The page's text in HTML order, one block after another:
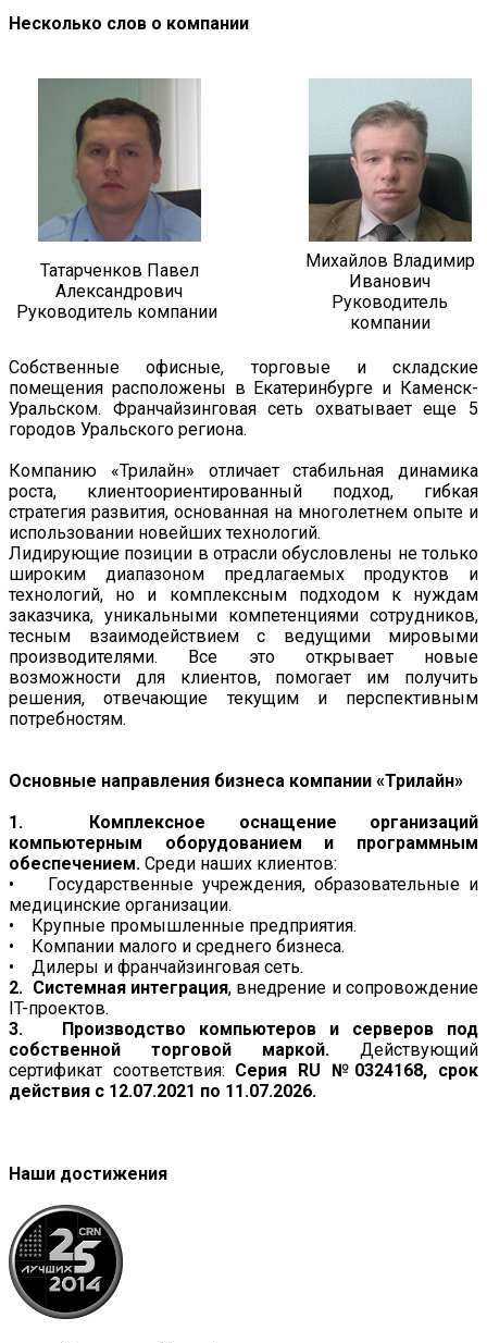
Несколько слов о компании
Татарченков Павел
Александрович
Руководитель компании
Михайлов Владимир
Иванович
Руководитель
компании
Собственные офисные, торговые и складские
помещения расположены в Екатеринбурге и Каменск-
Уральском. Франчайзинговая сеть охватывает еще 5
городов Уральского региона.
Компанию «Трилайн» отличает стабильная динамика
роста, клиентоориентированный подход, гибкая
стратегия развития, основанная на многолетнем опыте и
использовании новейших технологий.
Лидирующие позиции в отрасли обусловлены не только
широким диапазоном предлагаемых продуктов и
технологий, но и комплексным подходом к нуждам
заказчика, уникальными компетенциями сотрудников,
тесным взаимодействием с ведущими мировыми
производителями. Все это открывает новые
возможности для клиентов, помогает им получить
решения, отвечающие текущим и перспективным
потребностям.
Основные направления бизнеса компании «Трилайн»
1. Комплексное оснащение организаций
компьютерным оборудованием и программным
обеспечением. Среди наших клиентов:
• Государственные учреждения, образовательные и
медицинские организации.
• Крупные промышленные предприятия.
• Компании малого и среднего бизнеса.
• Дилеры и франчайзинговая сеть.
2. Системная интеграция, внедрение и сопровождение
IT-проектов.
3. Производство компьютеров и серверов под
собственной торговой маркой. Действующий
сертификат соответствия: Серия RU №0324168, срок
действия с 12.07.2021 по 11.07.2026.
Наши достижения